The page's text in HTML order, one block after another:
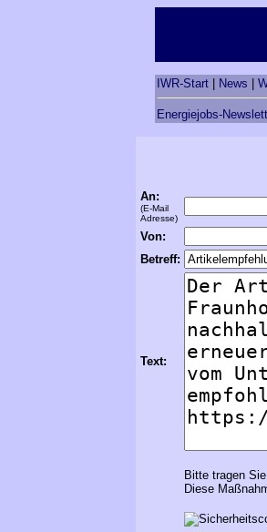
IWR-Start News
Energiejobs-
An:
(E-Mail
Adresse)
Von:
Betreff:
Text:
Bitte tragen
Diese